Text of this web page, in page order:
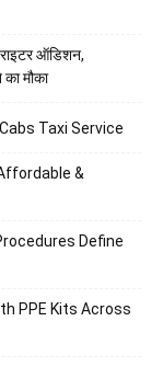
ऑडिशन,
मौका
Taxi Service
&
Define
PPE Kits Across